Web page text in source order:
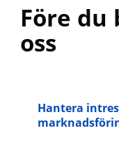
Före du
oss
Hantera